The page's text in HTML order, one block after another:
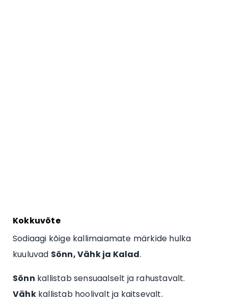
Kokkuvõte
Sodiaagi kõige kallimaiamate märkide hulka
kuuluvad Sõnn, Vähk ja Kalad.
Sõnn kallistab sensuaalselt ja rahustavalt.
Vähkkallistab hoolivalt ja kaitsevalt.